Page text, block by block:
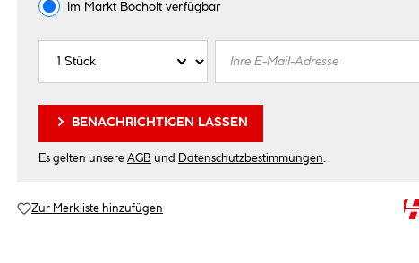
Im Markt Bocholtverfügbar
BENACHRICHTIGEN LASSEN
Es gelten unsere AGB und Datenschutzbestimmungen
Zur Merkliste hinzufügen